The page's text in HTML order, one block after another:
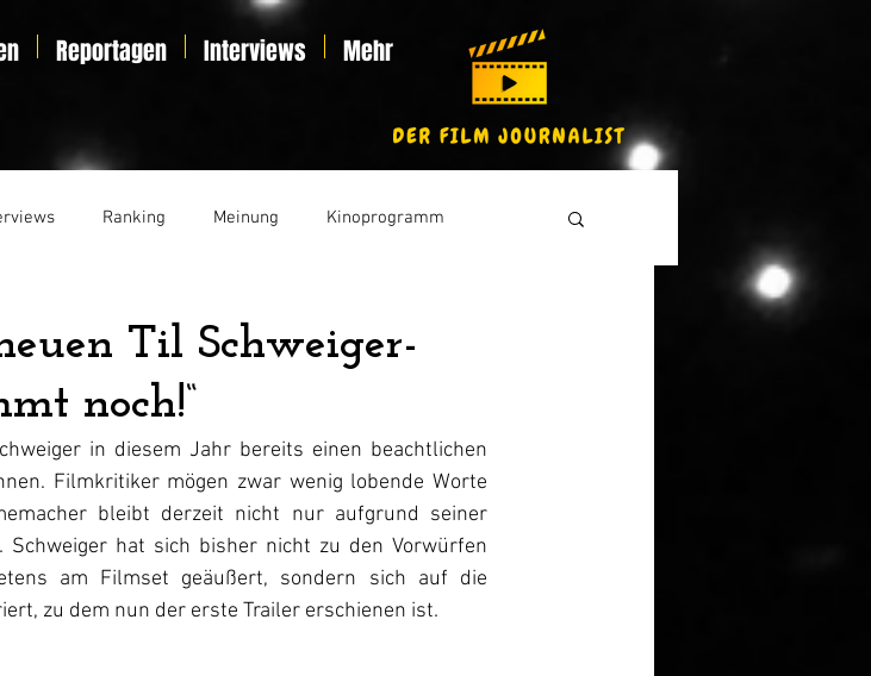
Reportagen Interviews Mehr
Ranking Meinung Kinoprogramm
Til Schweiger-
noch!“
in diesem Jahr bereits einen beachtlichen
Filmkritiker mögen zwar wenig lobende Worte
bleibt derzeit nicht nur aufgrund seiner
hat sich bisher nicht zu den Vorwürfen
am Filmset geäußert, sondern sich auf die
zu dem nun der erste Trailer erschienen ist.